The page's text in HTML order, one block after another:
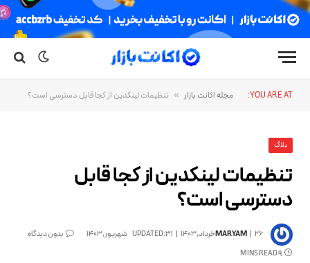
YOU ARE AT: مجله اکانت بازار » تنظیمات لینکدین از کجا قابل دسترسی است؟
بلاگ
تنظیمات لینکدین از کجا قابل
دسترسی است؟
MARYAM 26خرداد,1403 UPDATED:31شهریور,1403
بدون دیدگاه
9 MINS READ